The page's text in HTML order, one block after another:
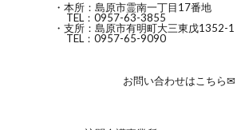
・本所：島原市霊南一丁目17番地
TEL：0957-63-3855
・支所：島原市有明町大三東戊1352-1
TEL：0957-65-9090
お問い合わせはこちら✉